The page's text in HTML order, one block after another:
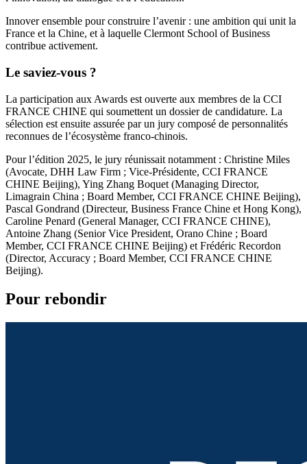
Innover ensemble pour construire l’avenir : une ambition qui unit la
France et la Chine, et à laquelle Clermont School of Business
contribue activement.
Le saviez-vous ?
La participation aux Awards est ouverte aux membres de la CCI
FRANCE CHINE qui soumettent un dossier de candidature. La
sélection est ensuite assurée par un jury composé de personnalités
reconnues de l’écosystème franco-chinois.
Pour l’édition 2025, le jury réunissait notamment : Christine Miles
(Avocate, DHH Law Firm ; Vice-Présidente, CCI FRANCE
CHINE Beijing), Ying Zhang Boquet (Managing Director,
Limagrain China ; Board Member, CCI FRANCE CHINE Beijing),
Pascal Gondrand (Directeur, Business France Chine et Hong Kong),
Caroline Penard (General Manager, CCI FRANCE CHINE),
Antoine Zhang (Senior Vice President, Orano Chine ; Board
Member, CCI FRANCE CHINE Beijing) et Frédéric Recordon
(Director, Accuracy ; Board Member, CCI FRANCE CHINE
Beijing).
Pour rebondir